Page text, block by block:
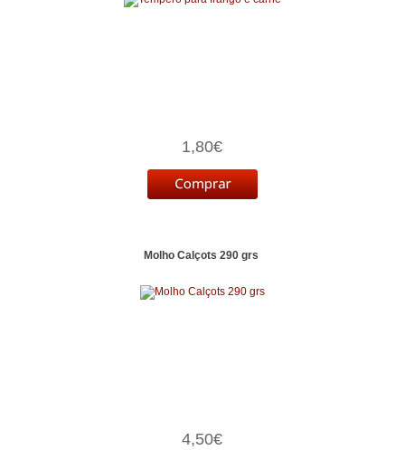
1,80€
Molho Calçots 290 grs
4,50€